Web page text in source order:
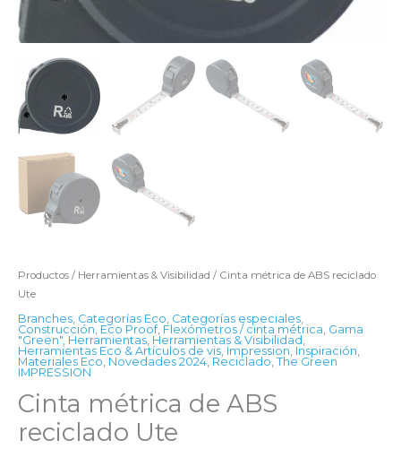
Productos / Herramientas & Visibilidad / Cinta métrica de ABS reciclado
Ute
Branches, Categorías Eco, Categorías especiales,
Construcción, Eco Proof, Flexómetros / cinta métrica, Gama
"Green", Herramientas, Herramientas & Visibilidad ,
Herramientas Eco & Artículos de vis, Impression, Inspiración,
Materiales Eco, Novedades 2024, Reciclado, The Green
IMPRESSION
Cinta métrica de ABS
reciclado Ute